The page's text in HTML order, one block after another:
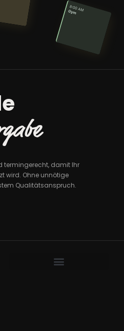
termingerecht, damit Ihr
wird. Ohne unnötige
Qualitätsanspruch.